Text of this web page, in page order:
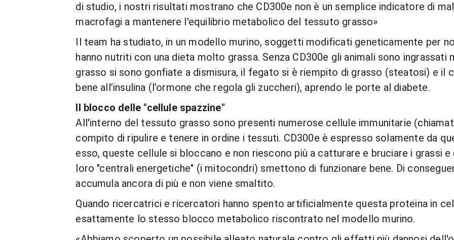
di studio, i nostri risultati mostrano che CD300e non è un semplice indicatore di
macrofagi a mantenere l'equilibrio metabolico del tessuto grasso»
Il team ha studiato, in un modello murino, soggetti modificati geneticamente per
hanno nutriti con una dieta molto grassa. Senza CD300e gli animali sono
grasso si sono gonfiate a dismisura, il fegato si è riempito di grasso (steatosi) e il
bene all’insulina (l’ormone che regola gli zuccheri), aprendo le porte al diabete.
Il blocco delle "cellule spazzine"
All'interno del tessuto grasso sono presenti numerose cellule immunitarie
compito di ripulire e tenere in ordine i tessuti. CD300e è espresso solamente da
esso, queste cellule si bloccano e non riescono più a catturare e bruciare i grassi
loro "centrali energetiche" (i mitocondri) smettono di funzionare bene. Di
accumula ancora di più e non viene smaltito.
Quando ricercatrici e ricercatori hanno spento artificialmente questa proteina in
esattamente lo stesso blocco metabolico riscontrato nel modello murino.